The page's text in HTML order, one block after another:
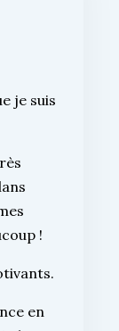
je suis
!
en